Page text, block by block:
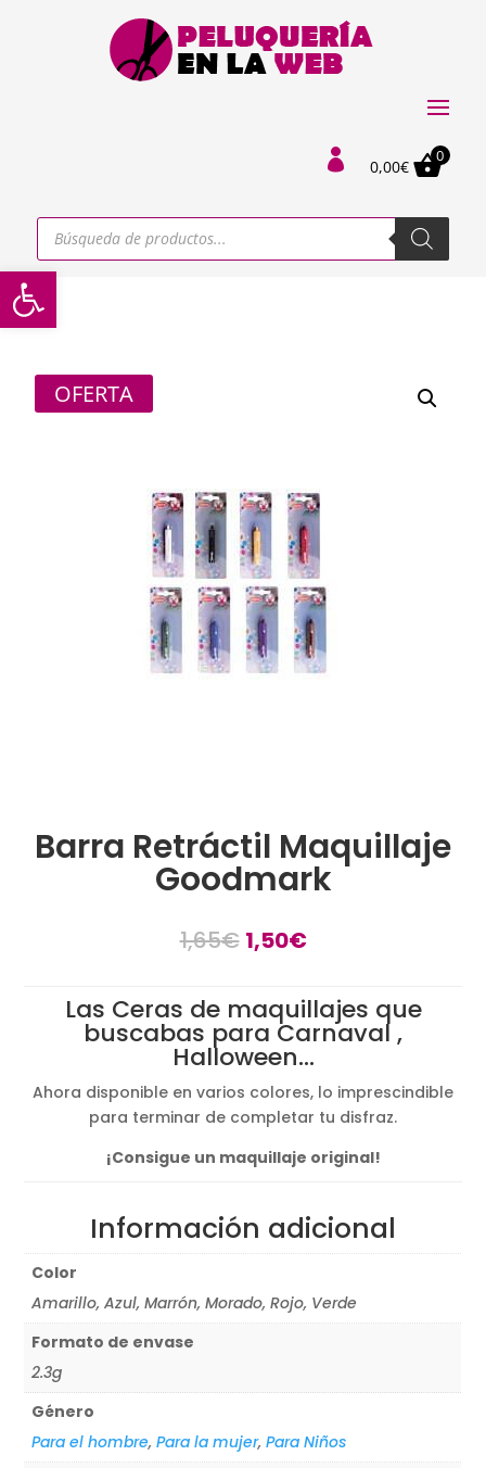
Abrir barra de herramientas
 0,00€
0
Búsqueda
productos
OFERTA
Barra Retráctil Maquillaje
Goodmark
1,65€ El
era:
1,65€.
1,50€El
es:
1,50€.
Las Ceras de maquillajes que
buscabas para Carnaval ,
Halloween…
Ahora disponible en varios colores, lo imprescindible
para terminar de completar tu disfraz.
¡Consigue un maquillaje original!
Información adicional
Color
Amarillo, Azul, Marrón, Morado, Rojo, Verde
Formato de envase
2.3g
Género
Para el hombre,Para la mujer,Para Niños